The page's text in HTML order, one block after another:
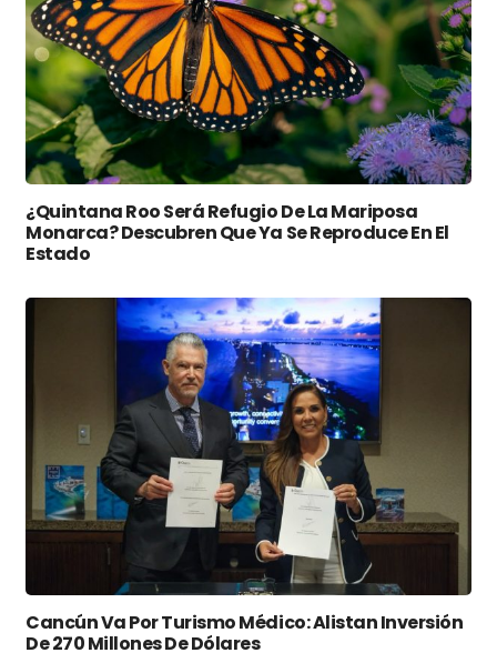
¿Quintana Roo Será Refugio De La Mariposa
Monarca? Descubren Que Ya Se Reproduce En El
Estado
Cancún Va Por Turismo Médico: Alistan Inversión
De 270 Millones De Dólares